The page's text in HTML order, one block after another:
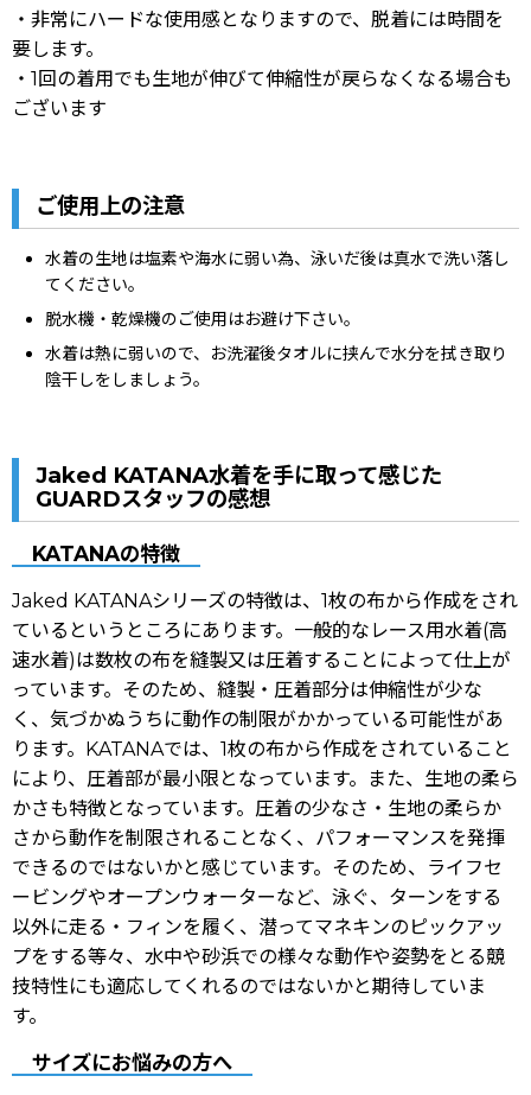
・非常にハードな使用感となりますので、脱着には時間を
要します。
・1回の着用でも生地が伸びて伸縮性が戻らなくなる場合も
ございます
ご使用上の注意
水着の生地は塩素や海水に弱い為、泳いだ後は真水で洗い落し
てください。
脱水機・乾燥機のご使用はお避け下さい。
水着は熱に弱いので、お洗濯後タオルに挟んで水分を拭き取り
陰干しをしましょう。
Jaked KATANA水着を手に取って感じた
GUARDスタッフの感想
KATANAの特徴
Jaked KATANAシリーズの特徴は、1枚の布から作成をされ
ているというところにあります。一般的なレース用水着(高
速水着)は数枚の布を縫製又は圧着することによって仕上が
っています。そのため、縫製・圧着部分は伸縮性が少な
く、気づかぬうちに動作の制限がかかっている可能性があ
ります。KATANAでは、1枚の布から作成をされていること
により、圧着部が最小限となっています。また、生地の柔ら
かさも特徴となっています。圧着の少なさ・生地の柔らか
さから動作を制限されることなく、パフォーマンスを発揮
できるのではないかと感じています。そのため、ライフセ
ービングやオープンウォーターなど、泳ぐ、ターンをする
以外に走る・フィンを履く、潜ってマネキンのピックアッ
プをする等々、水中や砂浜での様々な動作や姿勢をとる競
技特性にも適応してくれるのではないかと期待していま
す。
サイズにお悩みの方へ